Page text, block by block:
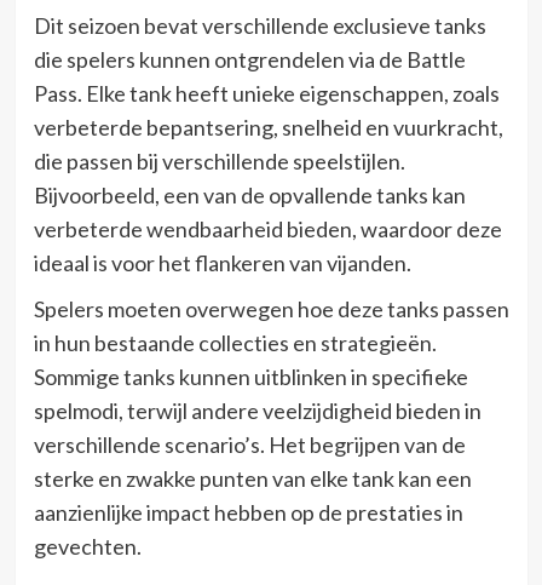
Dit seizoen bevat verschillende exclusieve tanks
die spelers kunnen ontgrendelen via de Battle
Pass. Elke tank heeft unieke eigenschappen, zoals
verbeterde bepantsering, snelheid en vuurkracht,
die passen bij verschillende speelstijlen.
Bijvoorbeeld, een van de opvallende tanks kan
verbeterde wendbaarheid bieden, waardoor deze
ideaal is voor het flankeren van vijanden.
Spelers moeten overwegen hoe deze tanks passen
in hun bestaande collecties en strategieën.
Sommige tanks kunnen uitblinken in specifieke
spelmodi, terwijl andere veelzijdigheid bieden in
verschillende scenario’s. Het begrijpen van de
sterke en zwakke punten van elke tank kan een
aanzienlijke impact hebben op de prestaties in
gevechten.